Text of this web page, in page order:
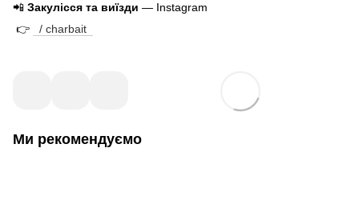
📲 Закулісся та виїзди — Instagram
👉
/ charbait
Ми рекомендуємо